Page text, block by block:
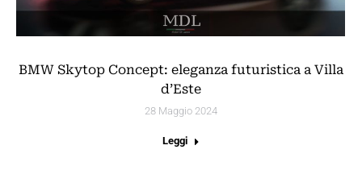
BMW Skytop Concept: eleganza futuristica a Villa
d’Este
28 Maggio 2024
Leggi